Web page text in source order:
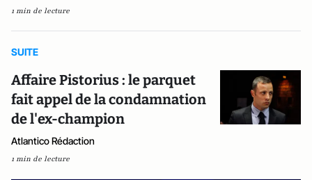
1 min de lecture
SUITE
Affaire Pistorius : le parquet
fait appel de la condamnation
de l'ex-champion
Atlantico Rédaction
1 min de lecture